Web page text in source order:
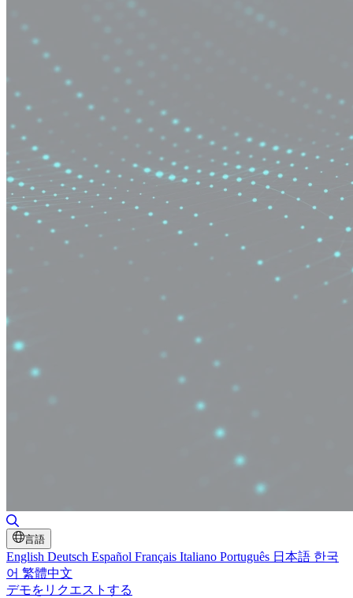
言語
English Deutsch Español Français Italiano Português 日本語 한국
어 繁體中文
デモをリクエストする